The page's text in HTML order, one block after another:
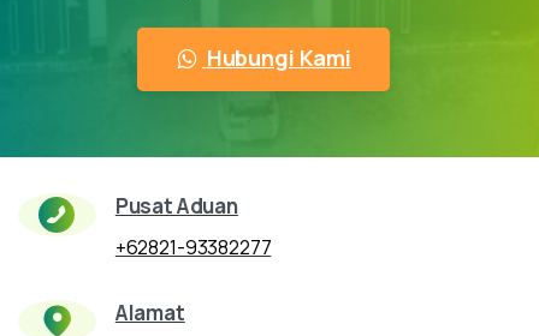
Hubungi Kami
Pusat Aduan
+62821-93382277
Alamat